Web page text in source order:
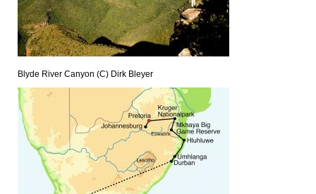
Blyde River Canyon (C) Dirk Bleyer